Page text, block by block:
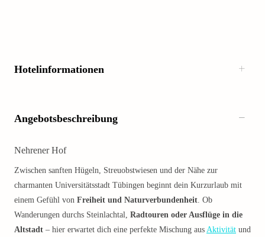
Hotelinformationen
Angebotsbeschreibung
Nehrener Hof
Zwischen sanften Hügeln, Streuobstwiesen und der Nähe zur
charmanten Universitätsstadt Tübingen beginnt dein Kurzurlaub mit
einem Gefühl von Freiheit und Naturverbundenheit. Ob
Wanderungen durchs Steinlachtal, Radtouren oder Ausflüge in die
Altstadt – hier erwartet dich eine perfekte Mischung aus Aktivität und